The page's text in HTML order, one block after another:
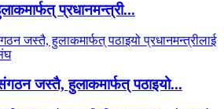
प्रधानमन्त्री...
जस्तै, हुलाकमार्फत् पठाइयो...